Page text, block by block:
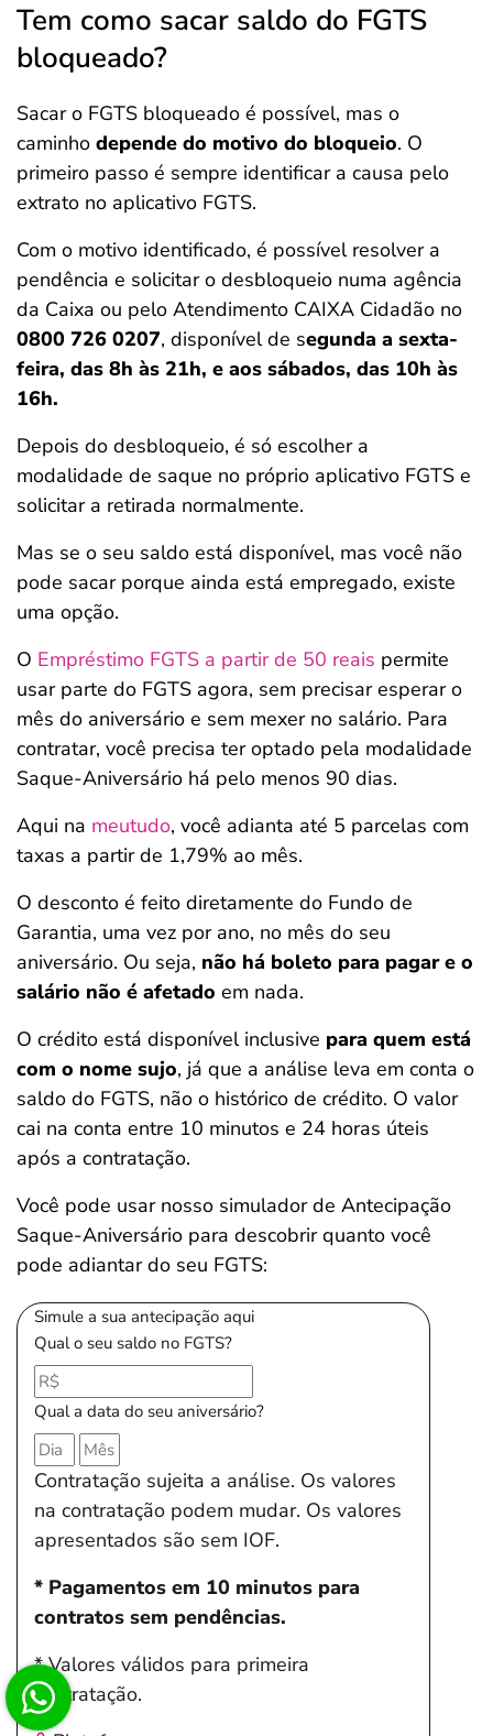
Tem como sacar saldo do FGTS
bloqueado?
Sacar o FGTS bloqueado é possível, mas o
caminho depende do motivo do bloqueio. O
primeiro passo é sempre identificar a causa pelo
extrato no aplicativo FGTS.
Com o motivo identificado, é possível resolver a
pendência e solicitar o desbloqueio numa agência
da Caixa ou pelo Atendimento CAIXA Cidadão no
0800 726 0207, disponível de segunda a sexta-
feira, das 8h às 21h, e aos sábados, das 10h às
16h.
Depois do desbloqueio, é só escolher a
modalidade de saque no próprio aplicativo FGTS e
solicitar a retirada normalmente.
Mas se o seu saldo está disponível, mas você não
pode sacar porque ainda está empregado, existe
uma opção.
O Empréstimo FGTS a partir de 50 reais permite
usar parte do FGTS agora, sem precisar esperar o
mês do aniversário e sem mexer no salário. Para
contratar, você precisa ter optado pela modalidade
Saque-Aniversário há pelo menos 90 dias.
Aqui na meutudo, você adianta até 5 parcelas com
taxas a partir de 1,79% ao mês.
O desconto é feito diretamente do Fundo de
Garantia, uma vez por ano, no mês do seu
aniversário. Ou seja, não há boleto para pagar e o
salário não é afetado em nada.
O crédito está disponível inclusive para quem está
com o nome sujo, já que a análise leva em conta o
saldo do FGTS, não o histórico de crédito. O valor
cai na conta entre 10 minutos e 24 horas úteis
após a contratação.
Você pode usar nosso simulador de Antecipação
Saque-Aniversário para descobrir quanto você
pode adiantar do seu FGTS:
Simule a sua antecipação aqui
Qual o seu saldo no FGTS?
Qual a data do seu aniversário?
Contratação sujeita a análise. Os valores
na contratação podem mudar. Os valores
apresentados são sem IOF.
* Pagamentos em 10 minutos para
contratos sem pendências.
* Valores válidos para primeira
contratação.